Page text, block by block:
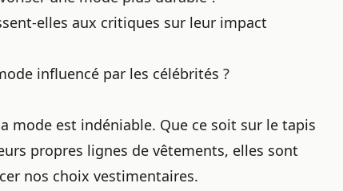
elles aux critiques sur leur impact
influencé par les célébrités ?
mode est indéniable. Que ce soit sur le tapis
propres lignes de vêtements, elles sont
nos choix vestimentaires.